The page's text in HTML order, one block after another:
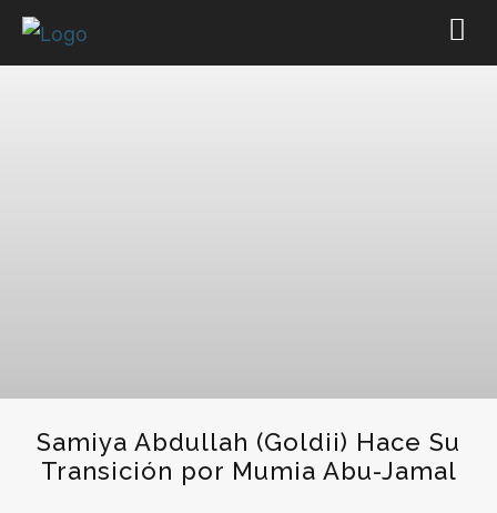
Samiya Abdullah (Goldii) Hace Su
Transición por Mumia Abu-Jamal